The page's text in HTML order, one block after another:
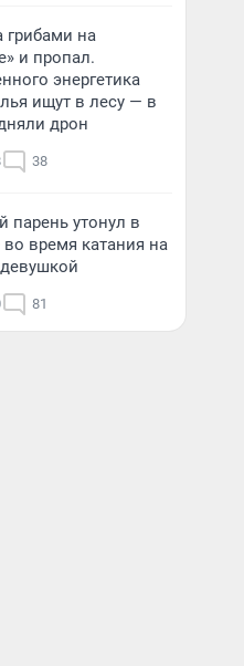
грибами на
и пропал.
энергетика
ищут в лесу — в
дрон
38
парень утонул в
во время катания на
81